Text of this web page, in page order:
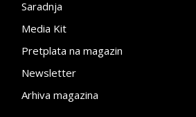
Saradnja
Media Kit
Pretplata na magazin
Newsletter
Arhiva magazina